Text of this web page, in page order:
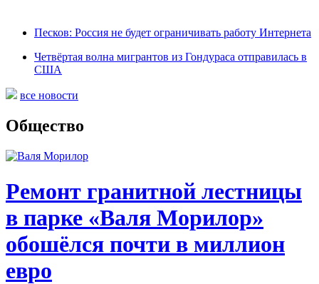
Песков: Россия не будет ограничивать работу Интернета
Четвёртая волна мигрантов из Гондураса отправилась в
США
все новости
Общество
Ремонт гранитной лестницы
в парке «Валя Морилор»
обошёлся почти в миллион
евро